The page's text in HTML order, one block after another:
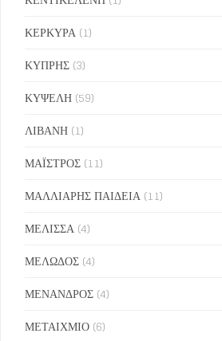
ΚΕΡΚΥΡΑ (1)
ΚΥΠΡΗΣ (3)
ΚΥΨΕΛΗ (59)
ΛΙΒΑΝΗ (1)
ΜΑΪΣΤΡΟΣ (11)
ΜΑΛΛΙΑΡΗΣ ΠΑΙΔΕΙΑ (11)
ΜΕΛΙΣΣΑ (4)
ΜΕΛΩΔΟΣ (4)
ΜΕΝΑΝΔΡΟΣ (4)
ΜΕΤΑΙΧΜΙΟ (6)